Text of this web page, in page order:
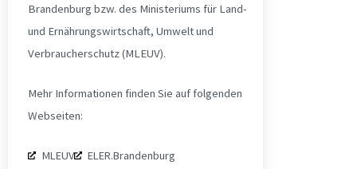
Brandenburg bzw. des Ministeriums für Land-
und Ernährungswirtschaft, Umwelt und
Verbraucherschutz (MLEUV).
Mehr Informationen finden Sie auf folgenden
Webseiten:
MLEUV
ELER.Brandenburg